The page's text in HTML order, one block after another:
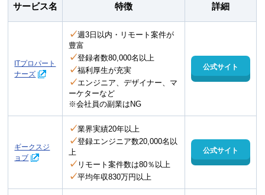
サービス名 特徴 詳細
ITプロパート
ナーズ
✓週3日以内・リモート案件が
豊富
✓登録者数80,000名以上
✓福利厚生が充実
✓エンジニア、デザイナー、マ
ーケターなど
※会社員の副業はNG
公式サイト
ギークスジ
ョブ
✓業界実績20年以上
✓登録エンジニア数20,000名以
上
✓ リモート案件数は80％以上
✓平均年収830万円以上
公式サイト